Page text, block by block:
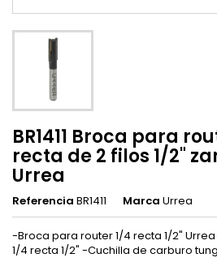
BR1411 Broca para
recta de 2 filos 1/2"
Urrea
Referencia BR1411 Marca Urrea
-Broca para router 1/4 recta 1/2"
1/4 recta 1/2" -Cuchilla de carburo